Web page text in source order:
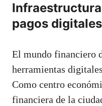
pagos
El mundo financiero
herramientas
Como centro
financiera de la